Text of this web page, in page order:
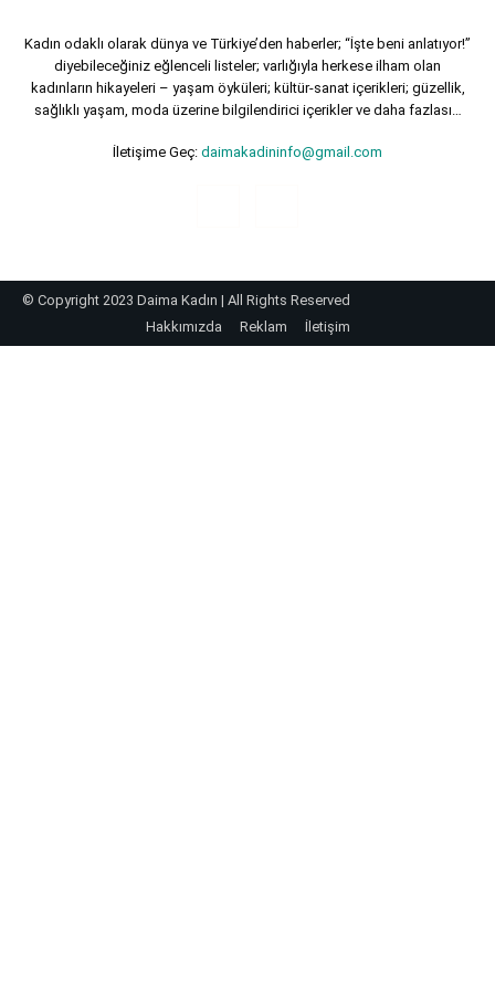
Kadın odaklı olarak dünya ve Türkiye’den haberler; “İşte beni anlatıyor!”
diyebileceğiniz eğlenceli listeler; varlığıyla herkese ilham olan
kadınların hikayeleri – yaşam öyküleri; kültür-sanat içerikleri; güzellik,
sağlıklı yaşam, moda üzerine bilgilendirici içerikler ve daha fazlası…
İletişime Geç: daimakadininfo@gmail.com
© Copyright 2023 Daima Kadın | All Rights Reserved
Hakkımızda
Reklam İletişim